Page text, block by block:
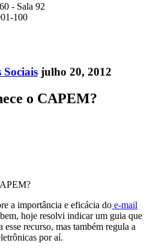
- Sala 92
100
julho 20, 2012
o CAPEM?
a importância e eficácia do e-mail
hoje resolvi indicar um guia que
esse recurso, mas também regula a
por aí.